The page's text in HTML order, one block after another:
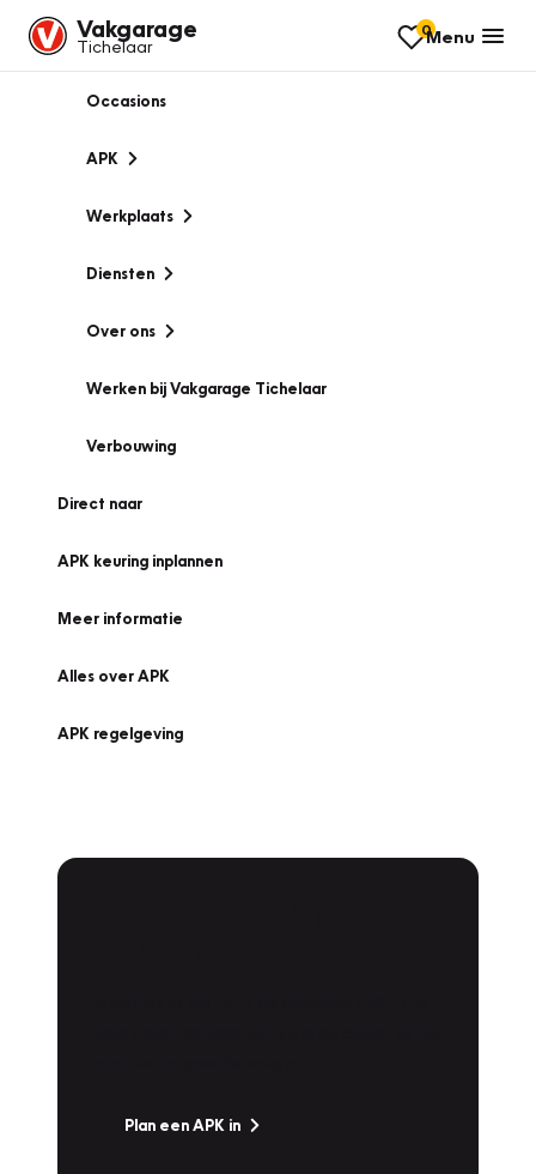
Vakgarage
Tichelaar
0Menu
Occasions
APK
Werkplaats
Diensten
Over ons
Werken bij Vakgarage Tichelaar
Verbouwing
Direct naar
APK keuring inplannen
Meer informatie
Alles over APK
APK regelgeving
Plan een APK in